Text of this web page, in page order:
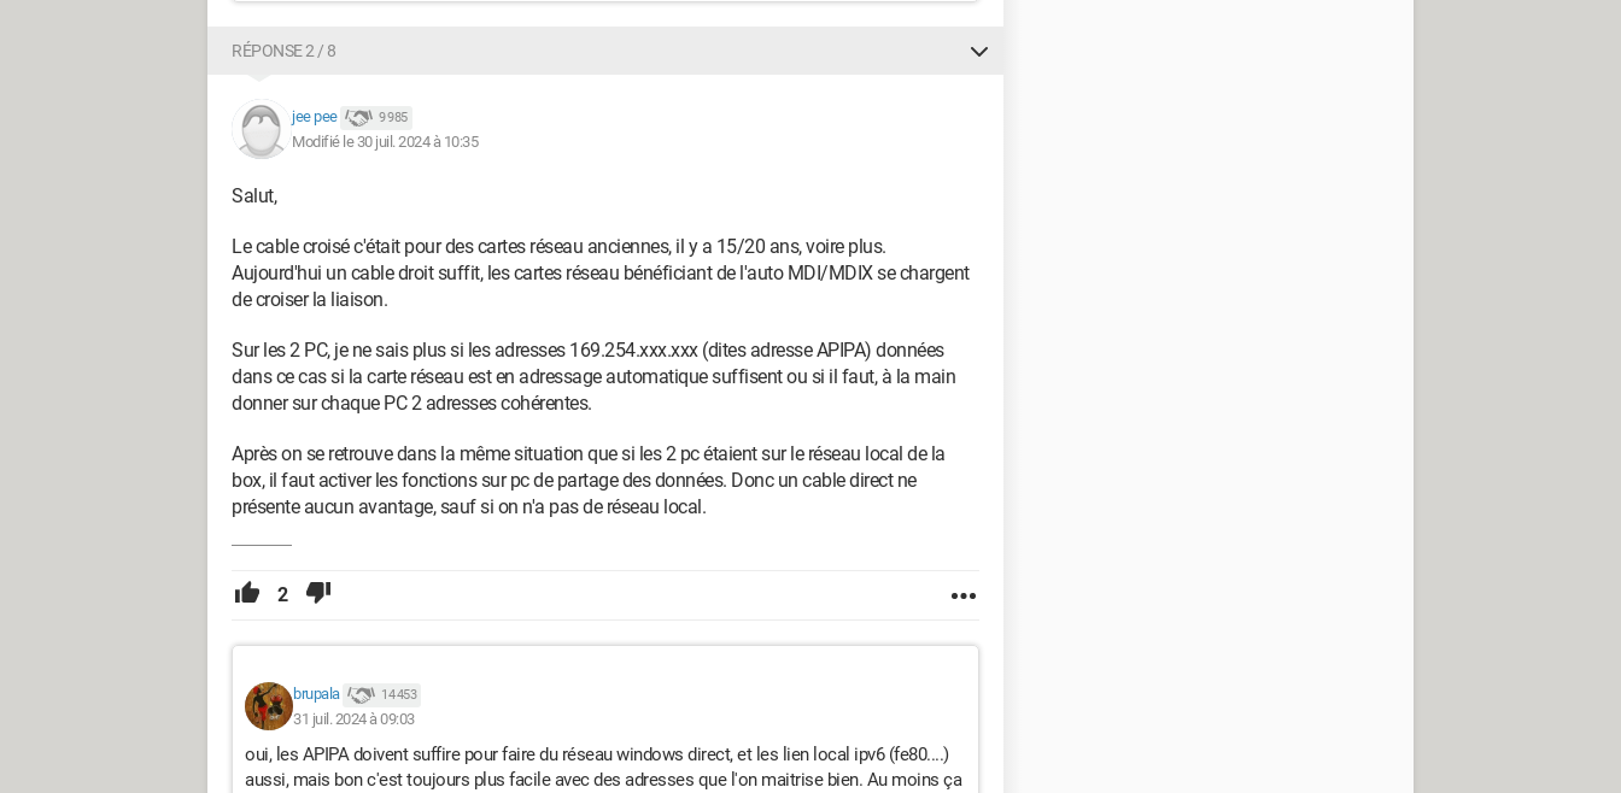
RÉPONSE 2 / 8
jee pee 9 985
Modifié le 30 juil. 2024 à 10:35
Salut,
Le cable croisé c'était pour des cartes réseau anciennes, il y a 15/20 ans, voire plus.
Aujourd'hui un cable droit suffit, les cartes réseau bénéficiant de l'auto MDI/MDIX se chargent
de croiser la liaison.
Sur les 2 PC, je ne sais plus si les adresses 169.254.xxx.xxx (dites adresse APIPA) données
dans ce cas si la carte réseau est en adressage automatique suffisent ou si il faut, à la main
donner sur chaque PC 2 adresses cohérentes.
Après on se retrouve dans la même situation que si les 2 pc étaient sur le réseau local de la
box, il faut activer les fonctions sur pc de partage des données. Donc un cable direct ne
présente aucun avantage, sauf si on n'a pas de réseau local.
2
brupala 14 453
31 juil. 2024 à 09:03
oui, les APIPA doivent suffire pour faire du réseau windows direct, et les lien local ipv6 (fe80....)
aussi, mais bon c'est toujours plus facile avec des adresses que l'on maitrise bien. Au moins ça